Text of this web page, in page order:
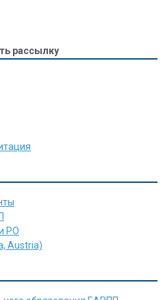
рассылку
РО
Austria)